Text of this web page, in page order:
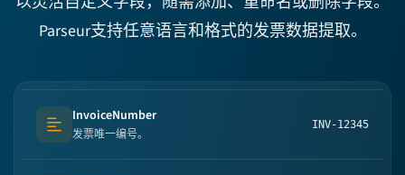
Parseur支持任意语言和格式的发票数据提取。
Text (multi-lines)
InvoiceNumber
发票唯一编号。
INV-12345